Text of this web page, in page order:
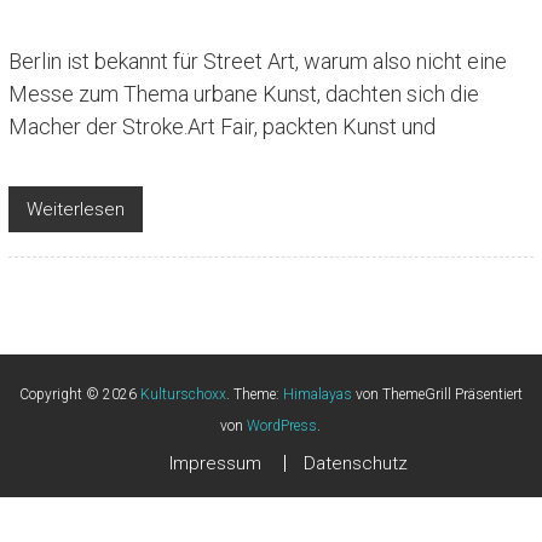
Berlin ist bekannt für Street Art, warum also nicht eine
Messe zum Thema urbane Kunst, dachten sich die
Macher der Stroke.Art Fair, packten Kunst und
Weiterlesen
Copyright © 2026 Kulturschoxx. Theme: Himalayas von ThemeGrill Präsentiert
vonWordPress.
Impressum Datenschutz